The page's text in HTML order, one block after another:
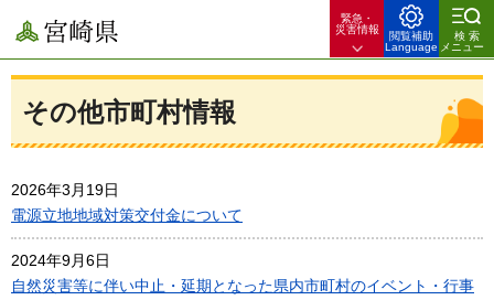
宮崎県
緊急・
災害情報
閲覧補助
Language
検索
メニュー
その他市町村情報
2026年3月19日
電源立地地域対策交付金について
2024年9月6日
自然災害等に伴い中止・延期となった県内市町村のイベント・行事